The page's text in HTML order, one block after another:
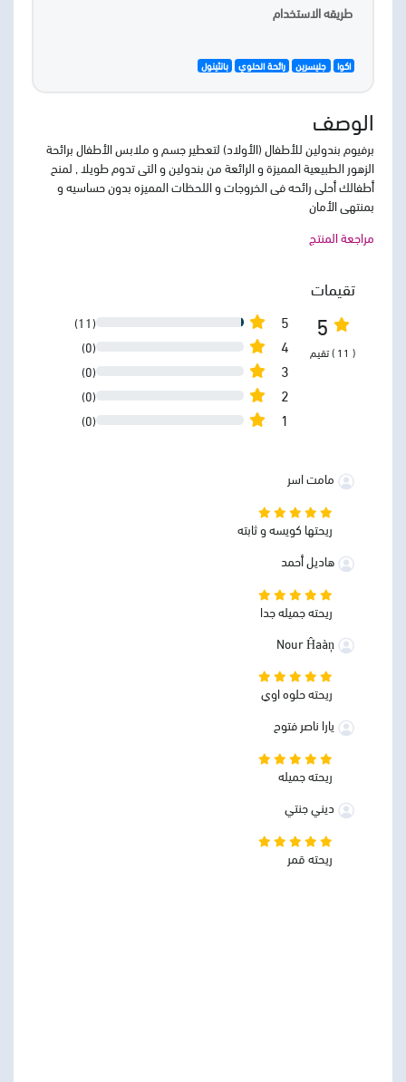
طريقه الاستخدام
اكوا جليسرين رائحة الحلوي بانثينول
الوصف
برفيوم بندولين للأطفال (الأولاد) لتعطير جسم و ملابس الأطفال برائحة
الزهور الطبيعية المميزة و الرائعة من بندولين و التى تدوم طويلا , لمنح
أطفالك أحلى رائحه فى الخروجات و اللحظات المميزه بدون حساسيه و
بمنتهى الأمان
مراجعة المنتج
تقيمات
5
( 11 ) تقيم
5
(11)
4
(0)
3
(0)
2
(0)
1
(0)
مامت اسر
ريحتها كويسه و ثابته
هاديل أحمد
ريحته جميله جدا
ريحته حلوه اوي
يارا ناصر فتوح
ريحته جميله
ديني جنتي
ريحته قمر